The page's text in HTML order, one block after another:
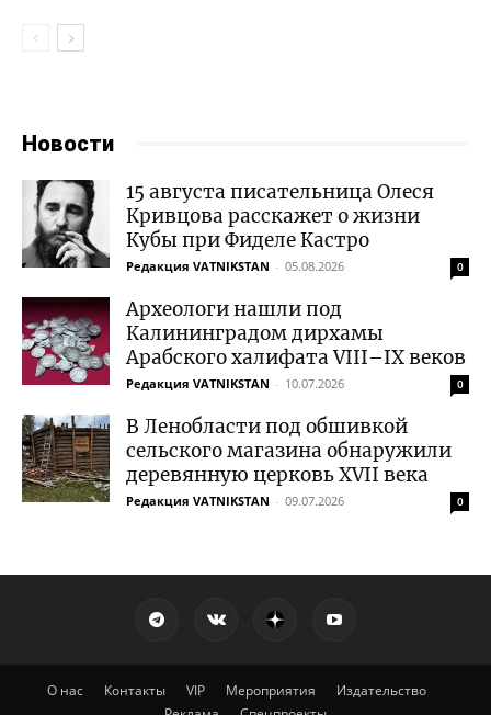
Новости
15 августа писательница Олеся
Кривцова расскажет о жизни
Кубы при Фиделе Кастро
Редакция VATNIKSTAN - 05.08.2026 0
Археологи нашли под
Калининградом дирхамы
Арабского халифата VIII–IX веков
Редакция VATNIKSTAN - 10.07.2026 0
В Ленобласти под обшивкой
сельского магазина обнаружили
деревянную церковь XVII века
Редакция VATNIKSTAN - 09.07.2026 0
О нас Контакты VIP Мероприятия
Издательство